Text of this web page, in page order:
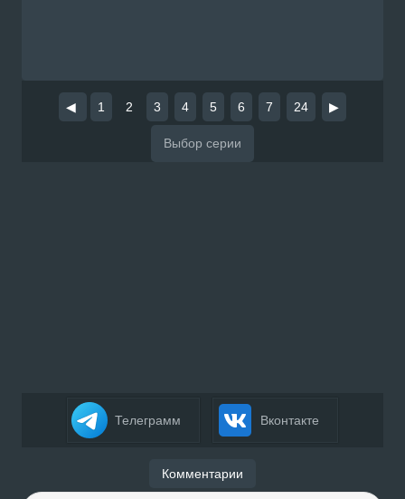
◀ 1 2 3 4 5 6 7 24 ▶
Телеграмм Вконтакте
Комментарии